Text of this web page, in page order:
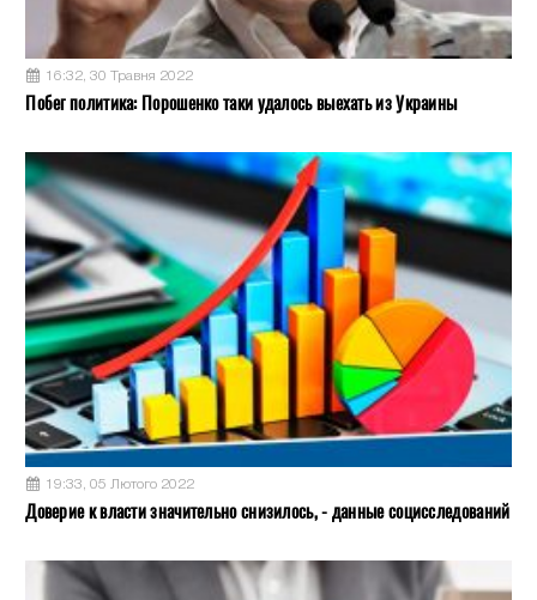
16:32, 30 Травня 2022
Побег политика: Порошенко таки удалось выехать из Украины
19:33, 05 Лютого 2022
Доверие к власти значительно снизилось, - данные социсследований